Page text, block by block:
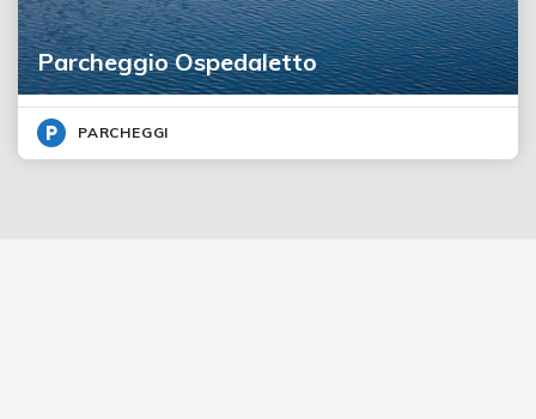
Parcheggio Ospedaletto
PARCHEGGI